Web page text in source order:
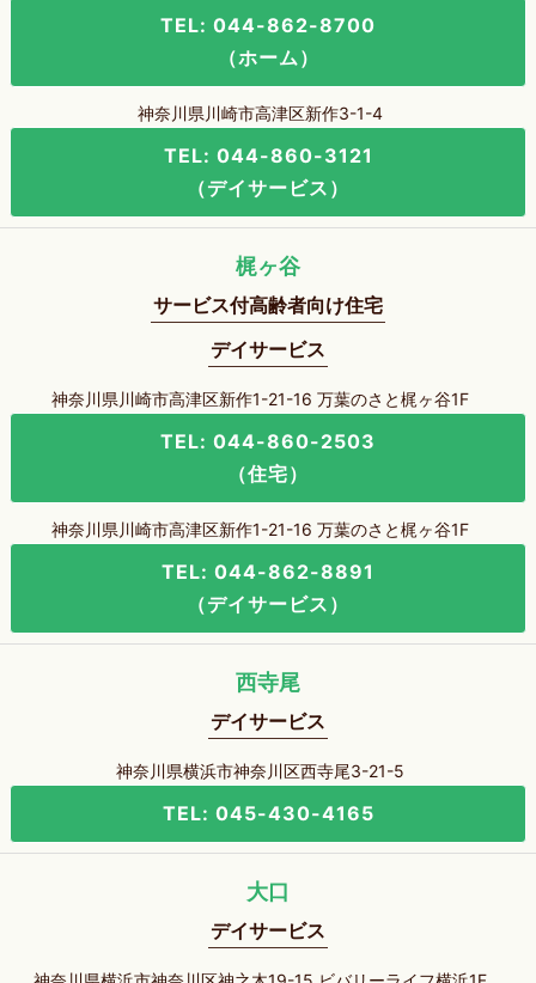
TEL: 044-862-8700
（ホーム）
神奈川県川崎市高津区新作3-1-4
TEL: 044-860-3121
（デイサービス）
梶ヶ谷
サービス付高齢者向け住宅
デイサービス
神奈川県川崎市高津区新作1-21-16 万葉のさと梶ヶ谷1F
TEL: 044-860-2503
（住宅）
神奈川県川崎市高津区新作1-21-16 万葉のさと梶ヶ谷1F
TEL: 044-862-8891
（デイサービス）
西寺尾
デイサービス
神奈川県横浜市神奈川区西寺尾3-21-5
TEL: 045-430-4165
大口
デイサービス